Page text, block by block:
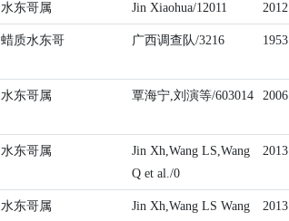
水东哥属 Jin Xiaohua/12011 2012
蜡质水东哥 广西调查队/3216 1953
水东哥属 覃海宁,刘演等/603014 2006
水东哥属
Jin Xh,Wang LS,Wang
Q et al./0
2013
水东哥属
Jin Xh,Wang LS Wang
2013